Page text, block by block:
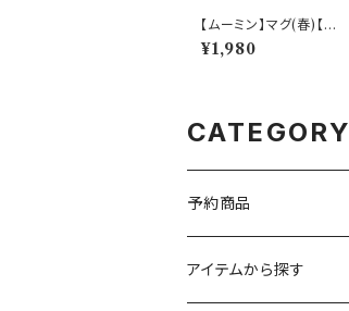
【ムーミン】マグ(春)【M
M9600】MM9601-1
1
¥1,980
CATEGORY
予約商品
アイテムから探す